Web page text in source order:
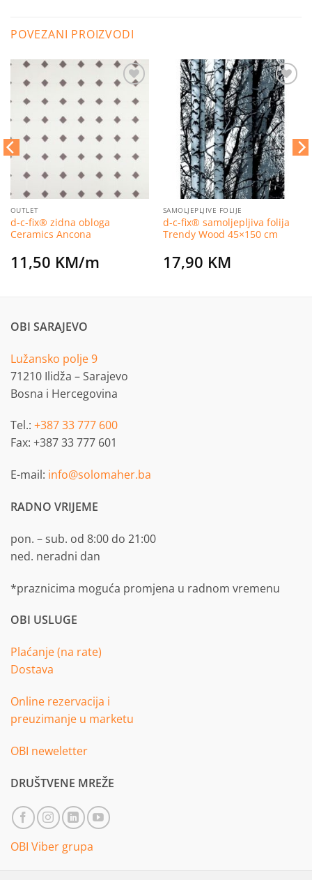
POVEZANI PROIZVODI
na
listu
želja
OUTLET
d-c-fix® zidna obloga
Ceramics Ancona
11,50 KM/m
Dodaj
na
listu
želja
SAMOLJEPLJIVE FOLIJE
d-c-fix® samoljepljiva folija
Trendy Wood 45×150 cm
17,90 KM
OBI SARAJEVO
Lužansko polje 9
71210 Ilidža – Sarajevo
Bosna i Hercegovina
Tel.: +387 33 777 600
Fax: +387 33 777 601
E-mail: info@solomaher.ba
RADNO VRIJEME
pon. – sub. od 8:00 do 21:00
ned. neradni dan
*praznicima moguća promjena u radnom vremenu
OBI USLUGE
Plaćanje (na rate)
Dostava
Online rezervacija i
preuzimanje u marketu
OBI neweletter
DRUŠTVENE MREŽE
OBI Viber grupa